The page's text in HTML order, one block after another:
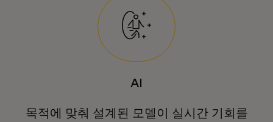
AI
목적에 맞춰 설계된 모델이 실시간 기회를